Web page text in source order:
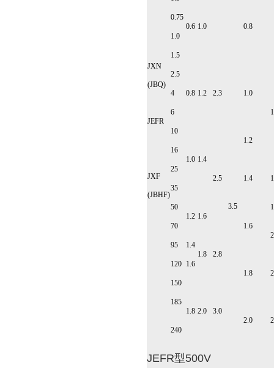
JXN
(JBQ)
JEFR
JXF
(JBHF)
0.6 1.0 0.8
0.75
1.0
1.5
2.5
0.8 1.2 2.3
3.5
1.0
4
6
10
1.0 1.4
2.5
1.2
16
25
1.4
35
50
1.2 1.6
1.6
70
95
1.4
1.8
2.8
120 1.6
1.8
150
1.8 2.0 3.0
185
2.0
240
JEFR型500V